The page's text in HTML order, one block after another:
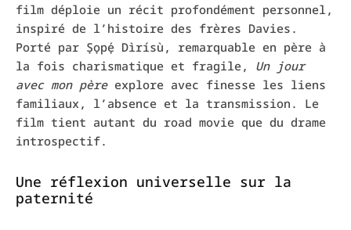
film déploie un récit profondément personnel,
inspiré de l’histoire des frères Davies.
Porté par Ṣọpẹ́ Dìrísù , remarquable en père à
la fois charismatique et fragile, Un jour
avec mon pèreexplore avec finesse les liens
familiaux, l’absence et la transmission. Le
film tient autant du road movie que du drame
introspectif.
Une réflexion universelle sur la
paternité